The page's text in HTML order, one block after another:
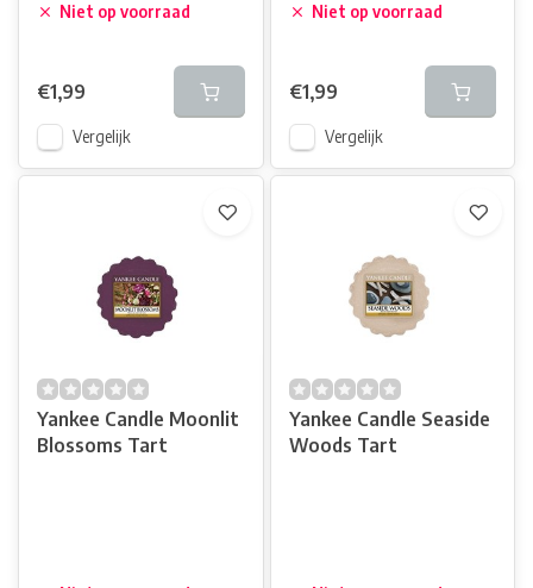
Niet op voorraad
€1,99
Vergelijk
Niet op voorraad
€1,99
Vergelijk
Yankee Candle Moonlit
Blossoms Tart
Yankee Candle Seaside
Woods Tart